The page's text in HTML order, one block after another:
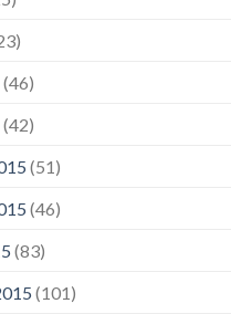
(46)
(42)
(51)
(46)
(83)
(101)